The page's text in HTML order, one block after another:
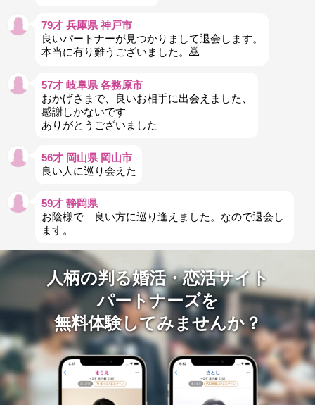
79才 兵庫県 神戸市
良いパートナーが見つかりまして退会します。
本当に有り難うございました。🙇
57才 岐阜県 各務原市
おかげさまで、良いお相手に出会えました、
感謝しかないです
ありがとうございました
56才 岡山県 岡山市
良い人に巡り会えた
59才 静岡県
お陰様で 良い方に巡り逢えました。なので退会し
ます。
人柄の判る婚活・恋活サイト
パートナーズを
無料体験してみませんか？